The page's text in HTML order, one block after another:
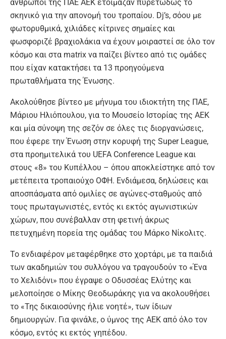
άνθρωποι της ΠΑΕ ΑΕΚ ετοίμαζαν πυρετωδώς το
σκηνικό για την απονομή του τροπαίου. Dj’s, σόου με
φωτορυθμικά, χιλιάδες κίτρινες σημαίες και
φωσφοριζέ βραχιολάκια να έχουν μοιραστεί σε όλο τον
κόσμο και στα matrix να παίζει βίντεο από τις ομάδες
που είχαν κατακτήσει τα 13 προηγούμενα
πρωταθλήματα της Ένωσης.
Ακολούθησε βίντεο με μήνυμα του ιδιοκτήτη της ΠΑΕ,
Μάριου Ηλιόπουλου, για το Μουσείο Ιστορίας της ΑΕΚ
και μία σύνοψη της σεζόν σε όλες τις διοργανώσεις,
που έφερε την Ένωση στην κορυφή της Super League,
στα προημιτελικά του UEFA Conference League και
στους «8» του Κυπέλλου – όπου αποκλείστηκε από τον
μετέπειτα τροπαιούχο ΟΦΗ. Ενδιάμεσα, δηλώσεις και
αποσπάσματα από ομιλίες σε αγώνες-σταθμούς από
τους πρωταγωνιστές, εντός κι εκτός αγωνιστικών
χώρων, που συνέβαλλαν στη φετινή άκρως
πετυχημένη πορεία της ομάδας του Μάρκο Νίκολιτς.
Το ενδιαφέρον μεταφέρθηκε στο χορτάρι, με τα παιδιά
των ακαδημιών του συλλόγου να τραγουδούν το «Ένα
το Χελιδόνι» που έγραψε ο Οδυσσέας Ελύτης και
μελοποίησε ο Μίκης Θεοδωράκης για να ακολουθήσει
το «Της δικαιοσύνης ήλιε νοητέ», των ίδιων
δημιουργών. Για φινάλε, ο ύμνος της ΑΕΚ από όλο τον
κόσμο, εντός κι εκτός γηπέδου.